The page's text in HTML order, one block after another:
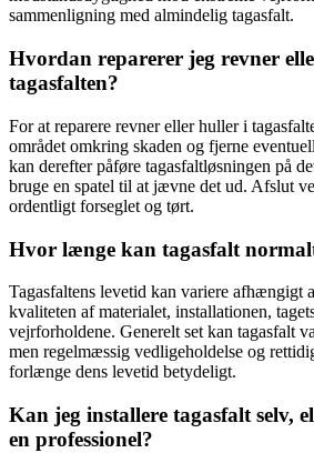
sammenligning med almindelig tagasfalt.
Hvordan reparerer jeg revner
tagasfalten?
For at reparere revner eller huller i
området omkring skaden og fjerne
kan derefter påføre tagasfaltløsningen på
bruge en spatel til at jævne det ud. Afslut
ordentligt forseglet og tørt.
Hvor længe kan tagasfalt
Tagasfaltens levetid kan variere afhængigt
kvaliteten af materialet, installationen,
vejrforholdene. Generelt set kan tagasfalt
men regelmæssig vedligeholdelse og
forlænge dens levetid betydeligt.
Kan jeg installere tagasfalt selv,
en professionel?